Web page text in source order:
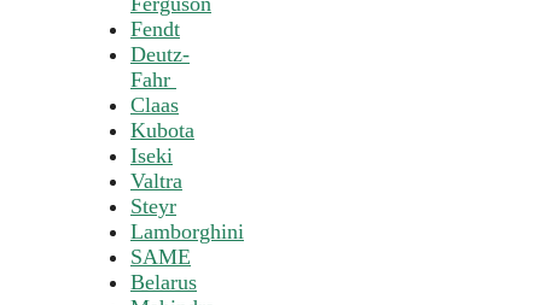
Fendt
Deutz-
Fahr
Claas
Kubota
Iseki
Valtra
Steyr
Lamborghini
SAME
Belarus